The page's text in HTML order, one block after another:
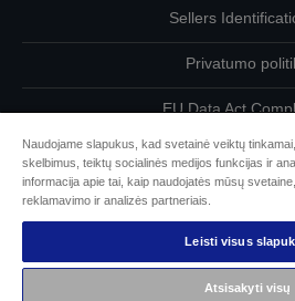
Sellers
Privatumo
EU Data Act
Susisiekite su mumis dėl
Cookie
„Epson“ įsipareigojimas
Naudojame slapukus, kad svetainė veiktų
skelbimus, teiktų socialinės medijos funkcijas ir
informacija apie tai, kaip naudojatės mūsų
reklamavimo ir analizės partneriais.
Leisti visus
Atsisakyti visų